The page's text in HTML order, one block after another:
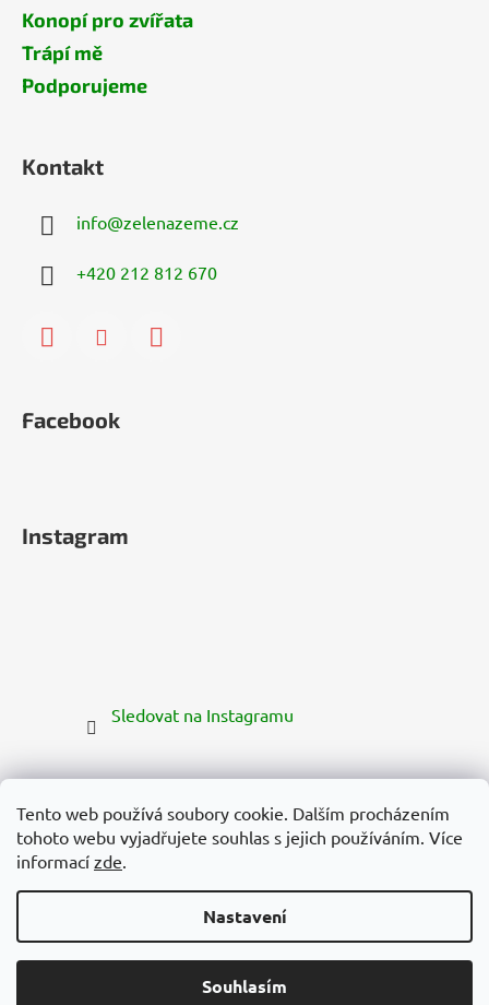
Tento web používá soubory cookie. Dalším procházením
tohoto webu vyjadřujete souhlas s jejich používáním. Více
informací zde.
Nastavení
Souhlasím
Konopí pro zvířata
Trápí mě
Podporujeme
Kontakt
info@zelenazeme.cz
+420 212 812 670
Facebook
Instagram
Sledovat na Instagramu
Vytvořil Shoptet Premium
Copyright 2026Zelená Země. Všechna práva vyhrazena.
Upravit nastavení cookies